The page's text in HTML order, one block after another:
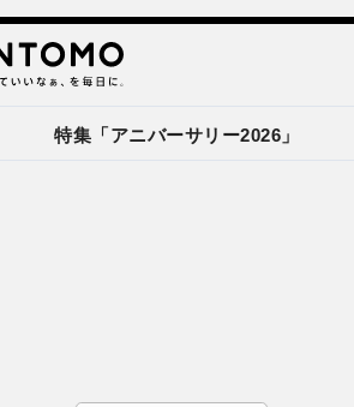
特集「アニバーサリー2026」